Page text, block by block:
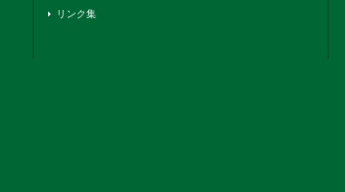
リンク集